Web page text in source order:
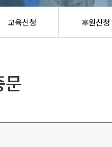
교육신청 후원신청
문